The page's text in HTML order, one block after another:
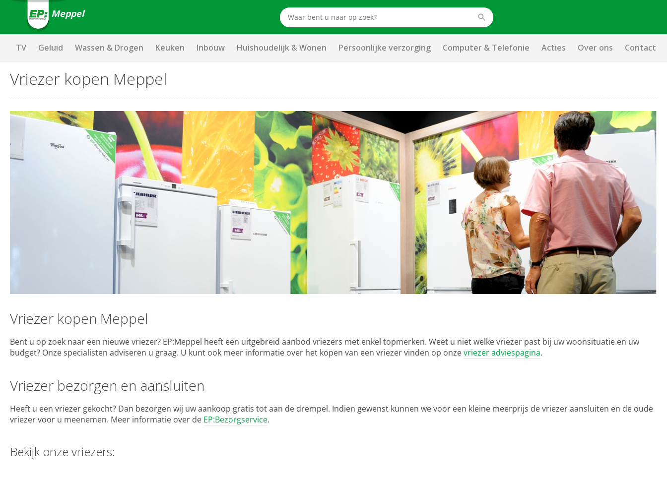
Meppel
TV Geluid Wassen & Drogen Keuken Inbouw Huishoudelijk & Wonen Persoonlijke verzorging Computer & Telefonie Acties Over ons Contact
Vriezer kopen Meppel
Vriezer kopen Meppel
Bent u op zoek naar een nieuwe vriezer? EP:Meppel heeft een uitgebreid aanbod vriezers met enkel topmerken. Weet u niet welke vriezer past bij uw woonsituatie en uw
budget? Onze specialisten adviseren u graag. U kunt ook meer informatie over het kopen van een vriezer vinden op onzevriezer adviespagina.
Vriezer bezorgen en aansluiten
Heeft u een vriezer gekocht? Dan bezorgen wij uw aankoop gratis tot aan de drempel. Indien gewenst kunnen we voor een kleine meerprijs de vriezer aansluiten en de oude
vriezer voor u meenemen. Meer informatie over de EP:Bezorgservice.
Bekijk onze vriezers: